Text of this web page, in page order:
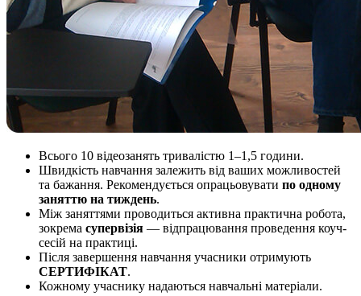
Всього 10 відеозанять тривалістю 1–1,5 години.
Швидкість навчання залежить від ваших можливостей
та бажання. Рекомендується опрацьовувати по одному
заняттю на тиждень.
Між заняттями проводиться активна практична робота,
зокрема супервізія — відпрацювання проведення коуч-
сесій на практиці.
Після завершення навчання учасники отримують
СЕРТИФІКАТ.
Кожному учаснику надаються навчальні матеріали.